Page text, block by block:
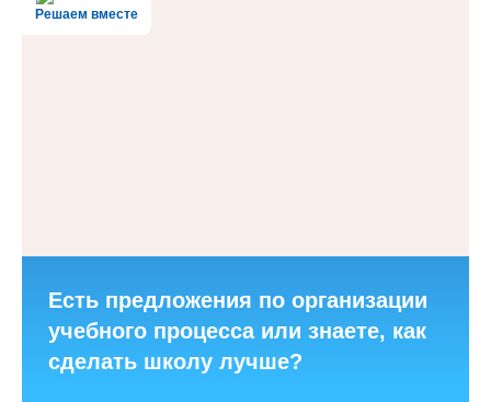
Решаем вместе
Есть предложения по организации
учебного процесса или знаете, как
сделать школу лучше?